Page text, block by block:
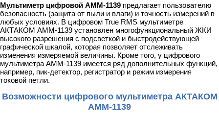
Мультиметр цифровой АММ-1139 предлагает пользователю
безопасность (защита от пыли и влаги) и точность измерений в
любых условиях. В цифровом True RMS мультиметре
АКТАКОМ АММ-1139 установлен многофункциональный ЖКИ
высокого разрешения с подсветкой и быстродействующей
графической шкалой, которая позволяет отслеживать
изменения измеряемой величины. Кроме того, у цифрового
мультиметра АММ-1139 имеется ряд дополнительных функций,
например, пик-детектор, регистратор и режим измерения
токовой петли.
Возможности цифрового мультиметра АКТАКОМ
АММ-1139